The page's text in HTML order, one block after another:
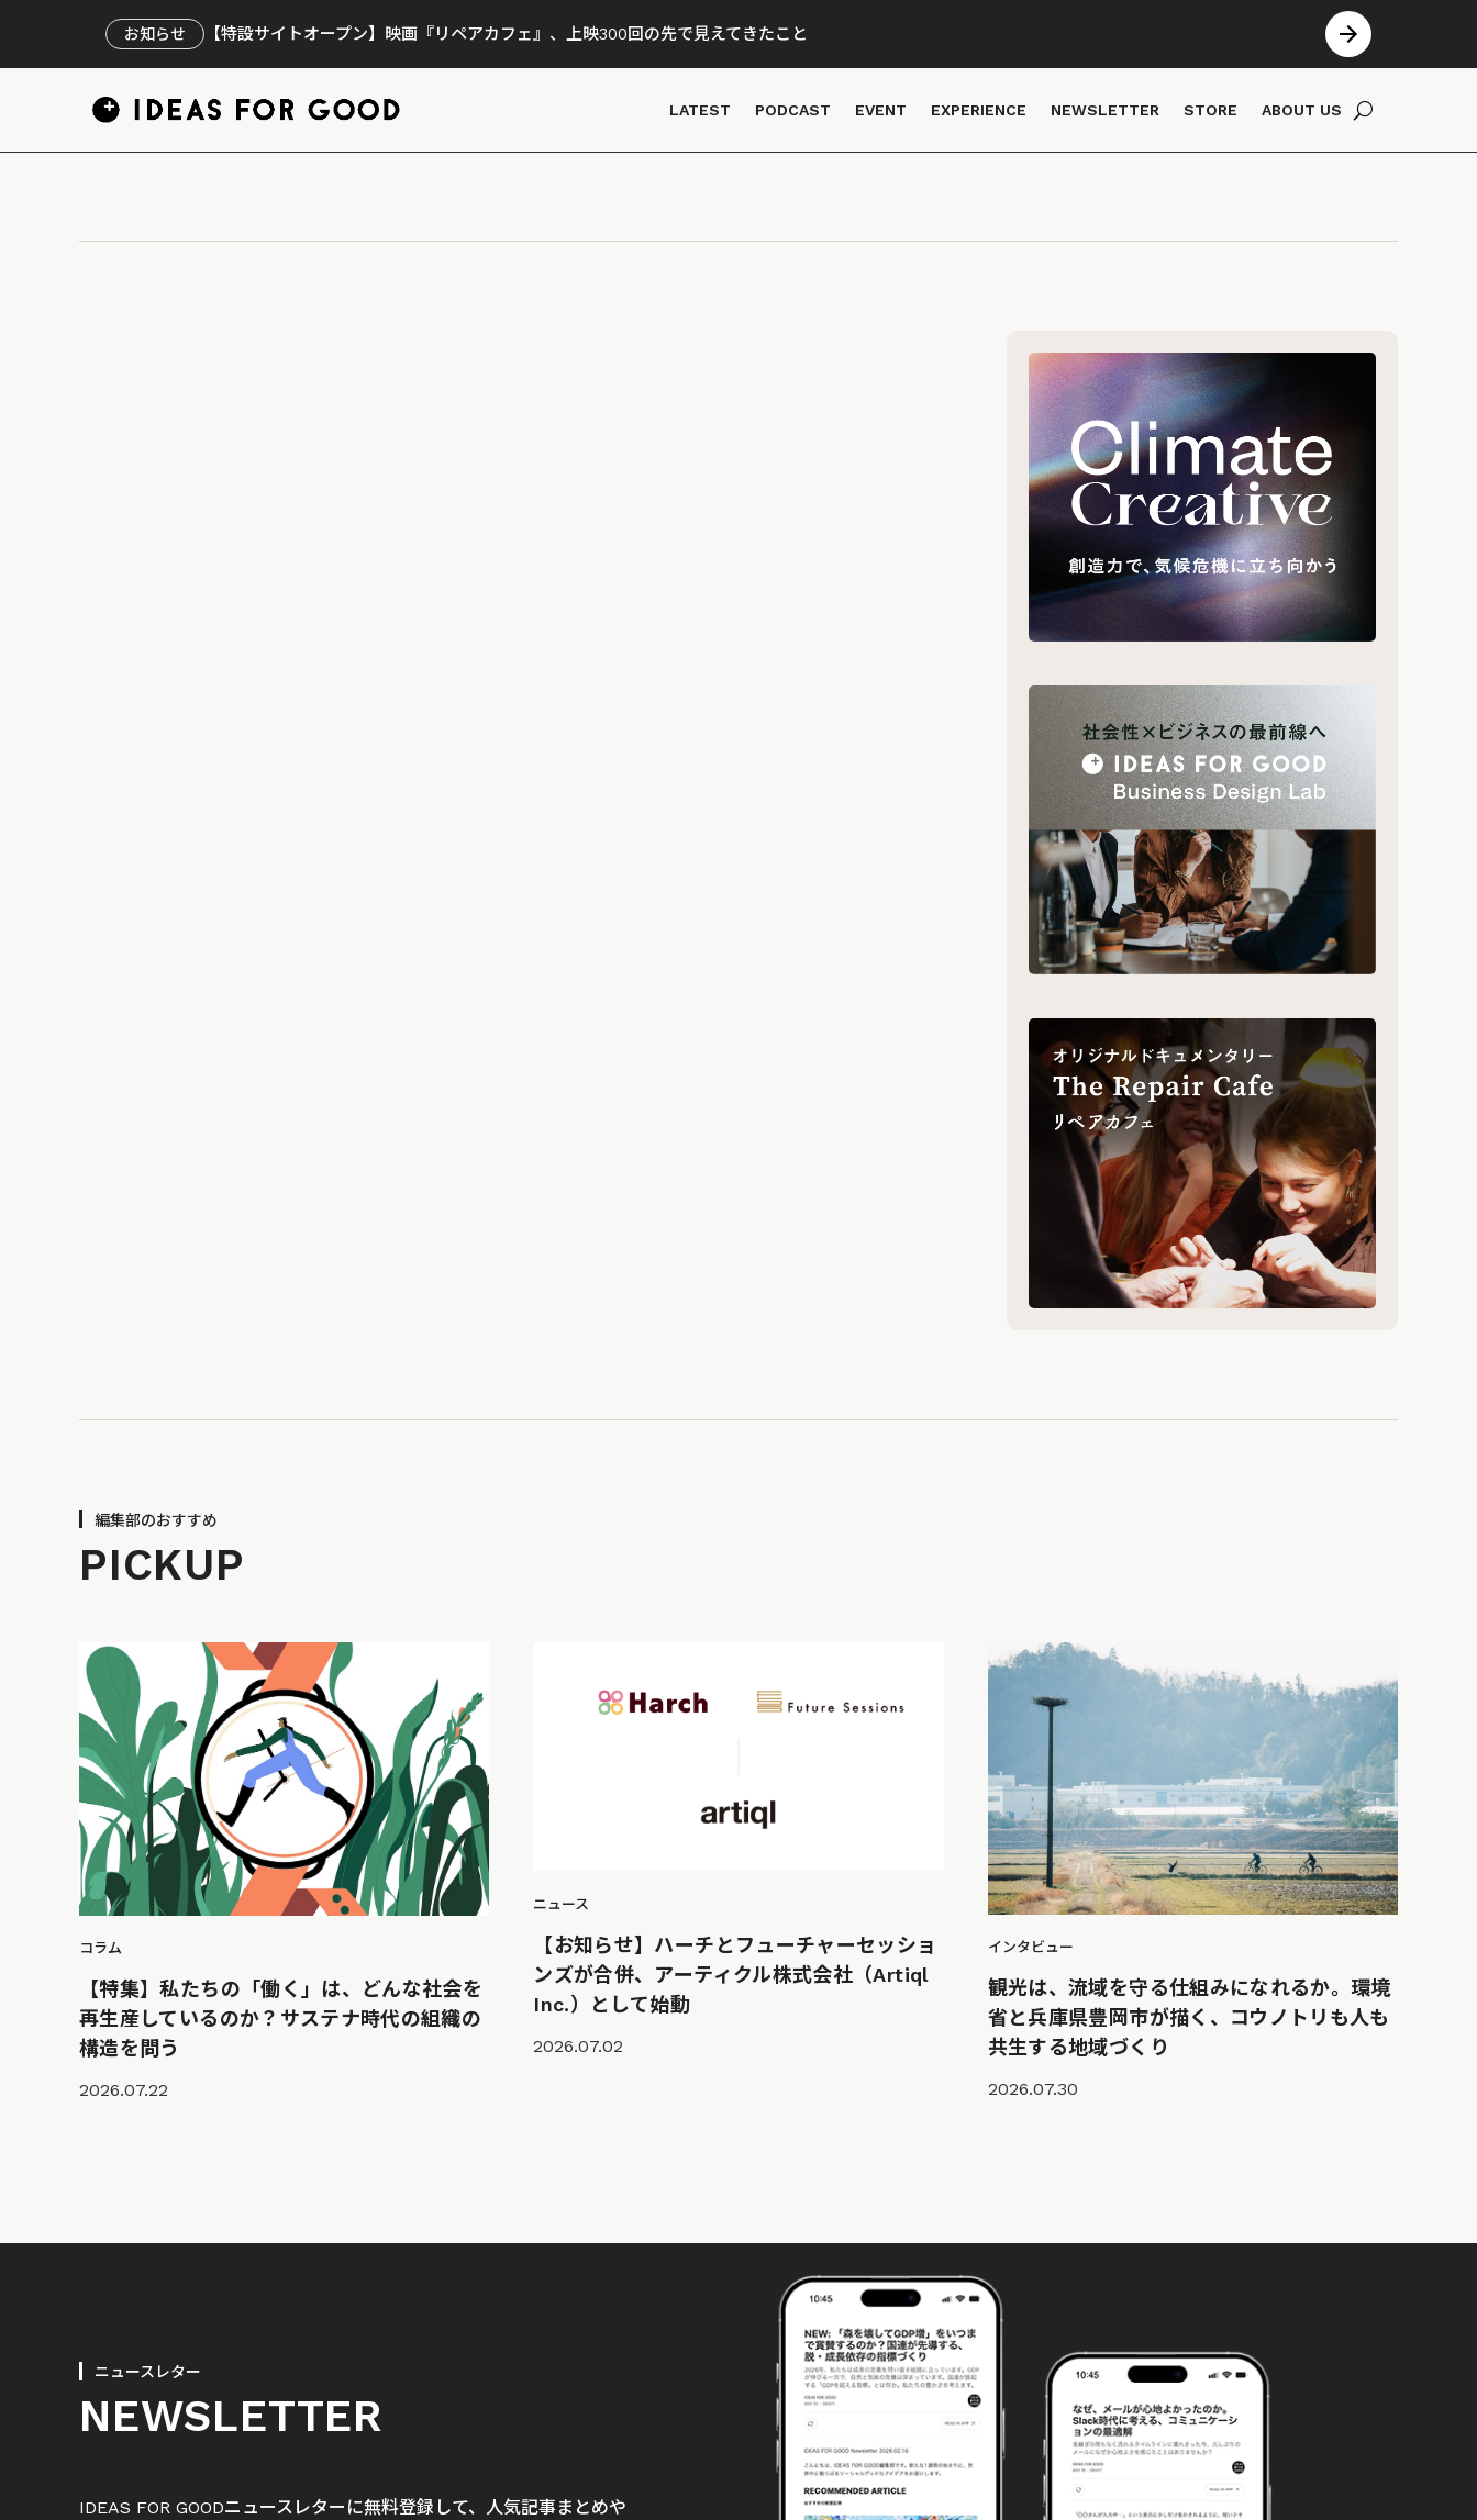
お知らせ 【特設サイトオープン】映画『リペアカフェ』、上映300回の先で見えてきたこと
LATEST PODCAST EVENT EXPERIENCE NEWSLETTER STORE ABOUT US
編集部のおすすめ
PICKUP
コラム
【特集】私たちの「働く」は、どんな社会を
再生産しているのか？サステナ時代の組織の
構造を問う
2026.07.22
ニュース
【お知らせ】ハーチとフューチャーセッショ
ンズが合併、アーティクル株式会社（Artiql
Inc.）として始動
2026.07.02
インタビュー
観光は、流域を守る仕組みになれるか。環境
省と兵庫県豊岡市が描く、コウノトリも人も
共生する地域づくり
2026.07.30
ニュースレター
NEWSLETTER
IDEAS FOR GOODニュースレターに無料登録して、人気記事まとめや